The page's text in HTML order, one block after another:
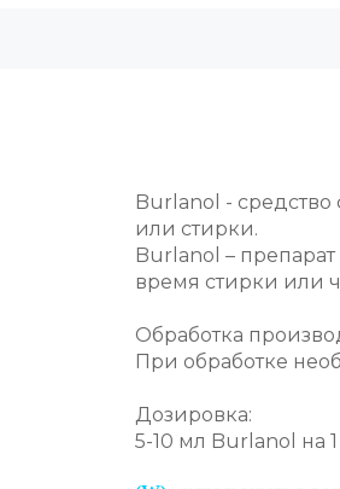
Burlanol - средство
или стирки.
Burlanol –
время стирки или
Обработка
При обработке
Дозировка:
5-10 мл Burlanol на